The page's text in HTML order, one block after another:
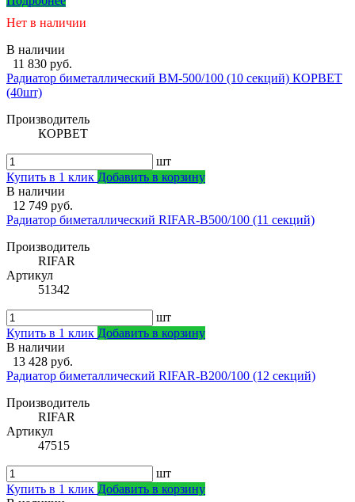
Нет в наличии
В наличии
11 830 руб.
Радиатор биметаллический ВМ-500/100 (10 секций) КОРВЕТ
(40шт)
Производитель
КОРВЕТ
шт
Купить в 1 клик Добавить в корзину
В наличии
12 749 руб.
Радиатор биметаллический RIFAR-В500/100 (11 секций)
Производитель
RIFAR
Артикул
51342
шт
Купить в 1 клик Добавить в корзину
В наличии
13 428 руб.
Радиатор биметаллический RIFAR-В200/100 (12 секций)
Производитель
RIFAR
Артикул
47515
шт
Купить в 1 клик Добавить в корзину